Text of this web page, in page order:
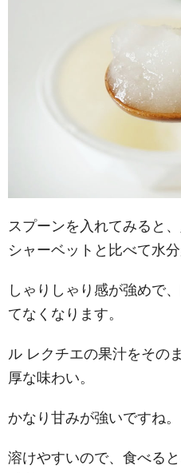
スプーンを入れてみると
シャーベットと比べて水分
しゃりしゃり感が強めで
てなくなります。
ル レクチエの果汁をその
厚な味わい。
かなり甘みが強いですね。
溶けやすいので、食べる